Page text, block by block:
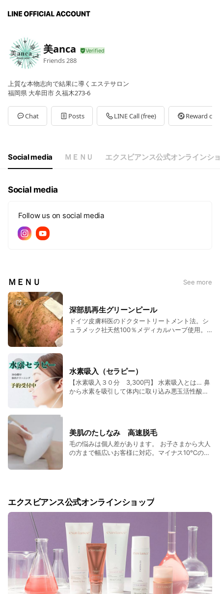
美anca
Friends 288
上質な本物志向で結果に導くエステサロン
福岡県 大牟田市 久福木273-6
Chat Posts LINE Call (free) Reward
Social media ＭＥＮＵ エクスビアンス公式オンラインシ
Social media
Follow us on social media
ＭＥＮＵ See more
深部肌再生グリーンピール
ドイツ皮膚科医のドクタートリートメント法。シ
ュラメック社天然100％メディカルハーブ使用。
16,500円 （ホームケアが別途必要）
水素吸入（セラピー）
【水素吸入３０分 3,300円】 水素吸入とは… 鼻
から水素を吸引して体内に取り込み悪玉活性酸素
ことが報告されています。活性酸素は多くの疾患
や不調を引き起こす原因であると言われていま
す。
美肌のたしなみ 高速脱毛
毛の悩みは個人差があります。 お子さまから大人
の方まで幅広いお客様に対応。マイナス10℃の冷
脚上下、脇 5,500円 ▪全顔 5,500円 ▪VIO、
脇 5,500円 ▪全顔、脇 5,500円 ▪全身（顔VIO
なし）11,000円 ▪全身フルコース 16,500円 子ど
も価格で大人も同じ値段でお手入れ出来ます。
エクスビアンス公式オンラインショップ